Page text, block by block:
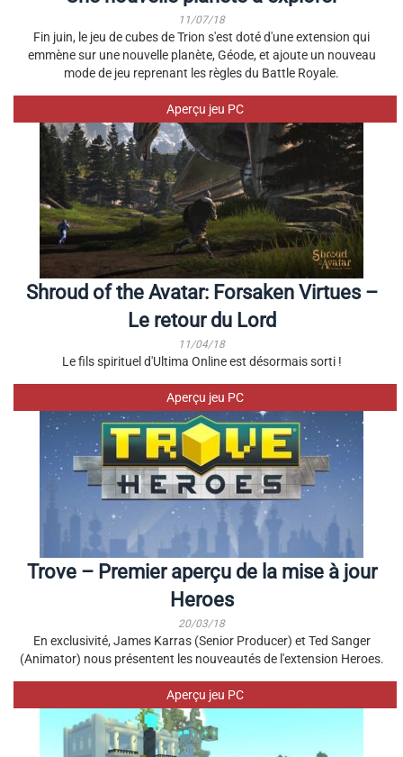
11/07/18
Fin juin, le jeu de cubes de Trion s'est doté d'une extension qui
emmène sur une nouvelle planète, Géode, et ajoute un nouveau
mode de jeu reprenant les règles du Battle Royale.
Aperçu jeu PC
Shroud of the Avatar: Forsaken Virtues –
Le retour du Lord
11/04/18
Le fils spirituel d'Ultima Online est désormais sorti !
Aperçu jeu PC
Trove – Premier aperçu de la mise à jour
Heroes
20/03/18
En exclusivité, James Karras (Senior Producer) et Ted Sanger
(Animator) nous présentent les nouveautés de l'extension Heroes.
Aperçu jeu PC